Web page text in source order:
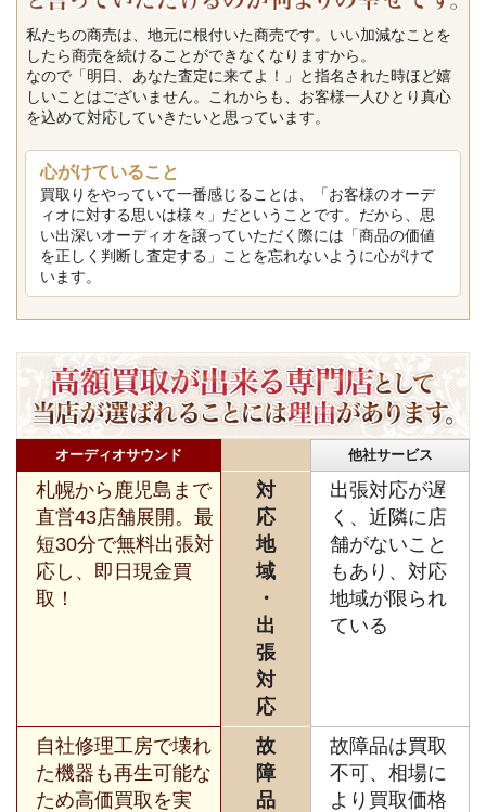
私たちの商売は、地元に根付いた商売です。いい加減なことを
したら商売を続けることができなくなりますから。
なので「明日、あなた査定に来てよ！」と指名された時ほど嬉
しいことはございません。これからも、お客様一人ひとり真心
を込めて対応していきたいと思っています。
心がけていること
買取りをやっていて一番感じることは、「お客様のオーデ
ィオに対する思いは様々」だということです。だから、思
い出深いオーディオを譲っていただく際には「商品の価値
を正しく判断し査定する」ことを忘れないように心がけて
います。
オーディオサウンド 他社サービス
札幌から鹿児島まで
直営43店舗展開。最
短30分で無料出張対
応し、即日現金買
取！
対
応
地
域
・
出
張
対
応
出張対応が遅
く、近隣に店
舗がないこと
もあり、対応
地域が限られ
ている
自社修理工房で壊れ
た機器も再生可能な
ため高価買取を実
故
障
品
故障品は買取
不可、相場に
より買取価格